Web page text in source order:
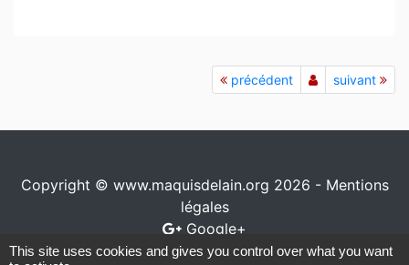
précédent suivant
Copyright © www.maquisdelain.org 2026 - Mentions
légales
Google+
Conception / réalisationwww.io-network.com
This site uses cookies and gives you control over what you want